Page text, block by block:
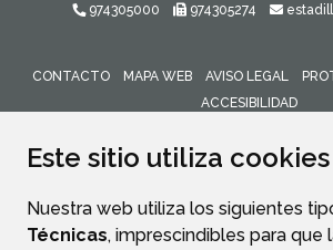
Este sitio utiliza cookies
Nuestra web utiliza los siguientes
Técnicas, imprescindibles para que
974305000
974305274
CONTACTO MAPA WEB AVISO LEGAL
ACCESIBILIDAD